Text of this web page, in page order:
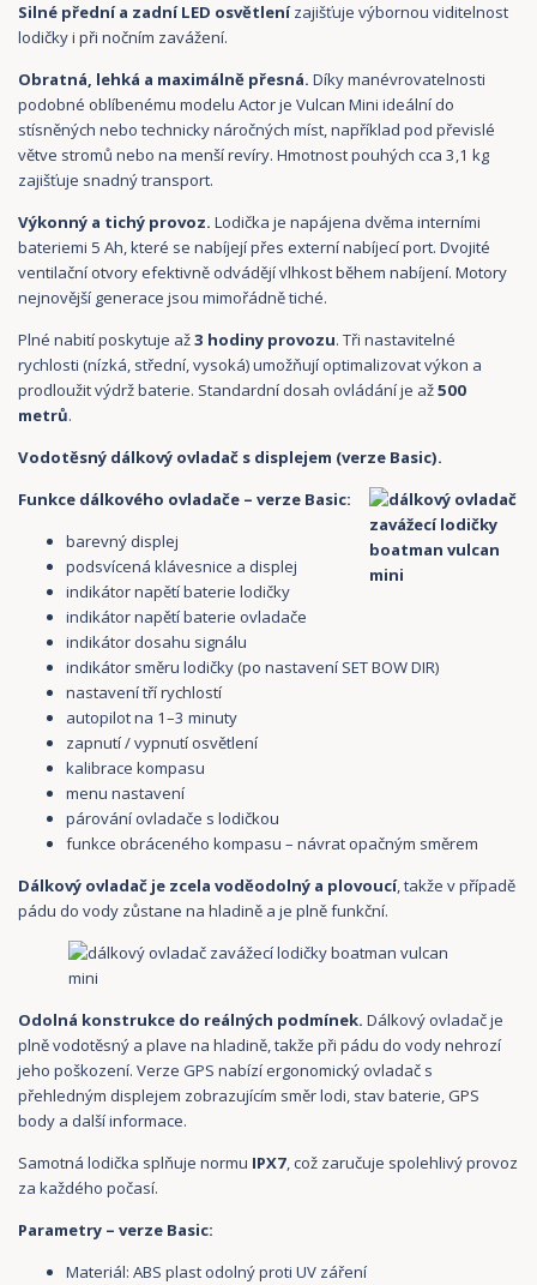
Silné přední a zadní LED osvětlenízajišťuje výbornou viditelnost
lodičky i při nočním zavážení.
Obratná, lehká a maximálně přesná. Díky manévrovatelnosti
podobné oblíbenému modelu Actor je Vulcan Mini ideální do
stísněných nebo technicky náročných míst, například pod převislé
větve stromů nebo na menší revíry. Hmotnost pouhých cca 3,1 kg
zajišťuje snadný transport.
Výkonný a tichý provoz. Lodička je napájena dvěma interními
bateriemi 5 Ah, které se nabíjejí přes externí nabíjecí port. Dvojité
ventilační otvory efektivně odvádějí vlhkost během nabíjení. Motory
nejnovější generace jsou mimořádně tiché.
Plné nabití poskytuje až3 hodiny provozu. Tři nastavitelné
rychlosti (nízká, střední, vysoká) umožňují optimalizovat výkon a
prodloužit výdrž baterie. Standardní dosah ovládání je až500
metrů.
Vodotěsný dálkový ovladač s displejem (verze Basic).
Funkce dálkového ovladače – verze Basic:
barevný displej
podsvícená klávesnice a displej
indikátor napětí baterie lodičky
indikátor napětí baterie ovladače
indikátor dosahu signálu
indikátor směru lodičky (po nastavení SET BOW DIR)
nastavení tří rychlostí
autopilot na 1–3 minuty
zapnutí / vypnutí osvětlení
kalibrace kompasu
menu nastavení
párování ovladače s lodičkou
funkce obráceného kompasu – návrat opačným směrem
Dálkový ovladač je zcela voděodolný a plovoucí, takže v případě
pádu do vody zůstane na hladině a je plně funkční.
Odolná konstrukce do reálných podmínek. Dálkový ovladač je
plně vodotěsný a plave na hladině, takže při pádu do vody nehrozí
jeho poškození. Verze GPS nabízí ergonomický ovladač s
přehledným displejem zobrazujícím směr lodi, stav baterie, GPS
body a další informace.
Samotná lodička splňuje normu IPX7, což zaručuje spolehlivý provoz
za každého počasí.
Parametry – verze Basic:
Materiál: ABS plast odolný proti UV záření